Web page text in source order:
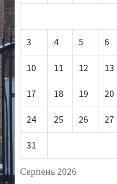
Серпень 2026
3 4 5 6
10 11 12 13
17 18 19 20
24 25 26 27
31